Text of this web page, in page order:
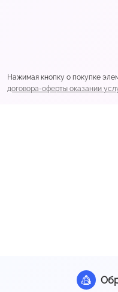
Нажимая кнопку о покупке
договора-оферты оказании